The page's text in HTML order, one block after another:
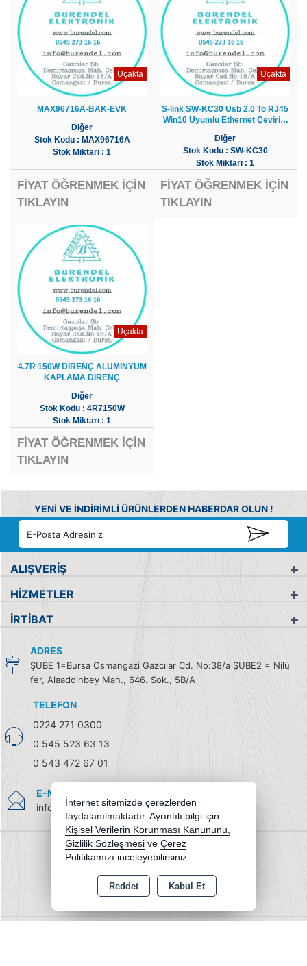
Uçakta
MAX96716A-BAK-EVK
Diğer
Stok Kodu : MAX96716A
Stok Miktarı : 1
FİYAT ÖĞRENMEK İÇİN
TIKLAYIN
Uçakta
S-link SW-KC30 Usb 2.0 To RJ45
Win10 Uyumlu Ethernet Çevirici
Diğer
Stok Kodu : SW-KC30
Stok Miktarı : 1
FİYAT ÖĞRENMEK İÇİN
TIKLAYIN
Uçakta
4.7R 150W DİRENÇ ALÜMİNYUM
KAPLAMA DİRENÇ
Diğer
Stok Kodu : 4R7150W
Stok Miktarı : 1
FİYAT ÖĞRENMEK İÇİN
TIKLAYIN
YENİ VE İNDİRİMLİ ÜRÜNLERDEN HABERDAR OLUN !
ALIŞVERİŞ
HİZMETLER
İRTİBAT
ADRES
ŞUBE 1=Bursa Osmangazi Gazcılar Cd. No:38/a ŞUBE2 = Nilü
fer, Alaaddinbey Mah., 646. Sok., 5B/A
TELEFON
0224 271 0300
0 545 523 63 13
0 543 472 67 01
E-MAIL
info@burendel.com
İnternet sitemizde çerezlerden
faydalanılmaktadır. Ayrıntılı bilgi için
Kişisel Verilerin Korunması Kanununu,
Gizlilik Sözleşmesi ve Çerez
Politikamızı inceleyebilirsiniz.
Reddet Kabul Et